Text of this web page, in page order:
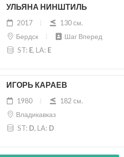
УЛЬЯНА НИНШТИЛЬ
2017
130 cм.
Бердск
Шаг Вперед
ST: E, LA: E
ИГОРЬ КАРАЕВ
1980
182 cм.
Владикавказ
ST: D, LA: D